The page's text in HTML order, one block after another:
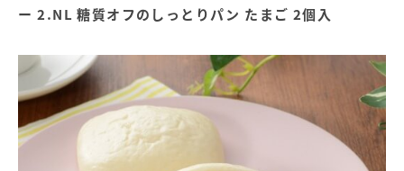
2.NL 糖質オフのしっとりパン たまご 2個入